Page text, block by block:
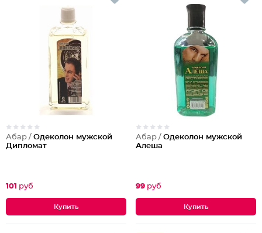
Абар / Одеколон мужской
Дипломат
101 руб
Абар / Одеколон мужской
Алеша
99 руб